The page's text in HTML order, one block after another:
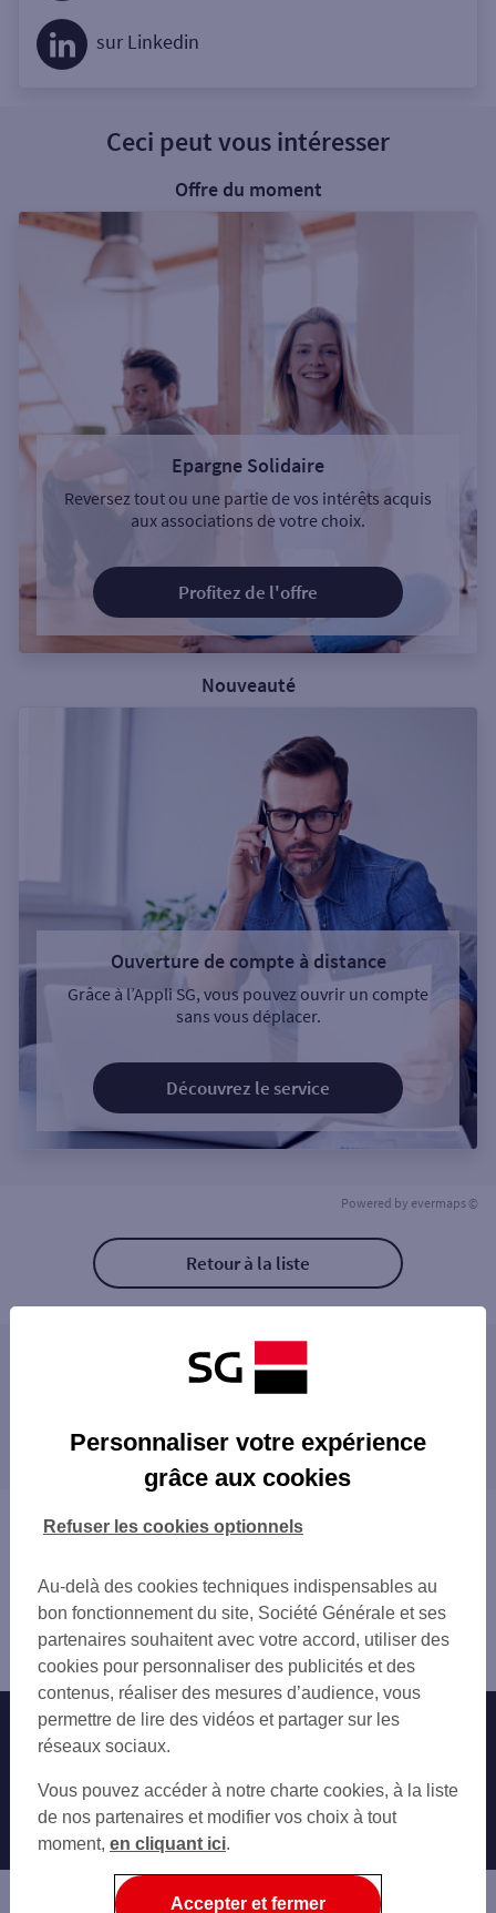
sur Linkedin
Ceci peut vous intéresser
Offre du moment
Epargne Solidaire
Reversez tout ou une partie de vos intérêts acquis
aux associations de votre choix.
Profitez de l'offre
Nouveauté
Ouverture de compte à distance
Grâce à l’Appli SG, vous pouvez ouvrir un compte
sans vous déplacer.
Découvrez le service
Powered by evermaps ©
Retour à la liste
Les distributeurs/automates à proximité
ANGERS 41 BD DU MAL FOCH
ANGERS LA FAYETTE
ANGERS 1 PL DE LORRAINE
ANGERS 17 PL DU DOCTEUR BICHON
ANGERS 67 BD EUGENE CHAUMIN
C.CIAL 2 CROIX ANGERS
ANGERS JUSTICES
LEROY MERLIN ANGERS
AVRILLE 30 B AV PIERRE MENDES FR
TRELAZE 220 AV PIERRE MENDES FRA
ST BARTHELEMY D'ANJOU 11 RUE DE VER
AVRILLE 118-120 AV PIERRE MENDES FR
ESSO ANGERS SUD
BRIOLLAY
proximité
TRÉLAZÉ
Vous êtes ici : Accueil
Angers
Distributeur/automate ANGERS 6 PL DE LA VISITATION
Nos engagements Nous contacter
Autres sites SG
Professionnels
Entreprises
Associations
Personnaliser votre expérience
grâce aux cookies
Au-delà des cookies techniques indispensables au
bon fonctionnement du site, Société Générale et ses
partenaires souhaitent avec votre accord, utiliser des
cookies pour personnaliser des publicités et des
contenus, réaliser des mesures d’audience, vous
permettre de lire des vidéos et partager sur les
réseaux sociaux.
Vous pouvez accéder à notre charte cookies, à la liste
de nos partenaires et modifier vos choix à tout
moment, en cliquant ici.
Refuser les cookies optionnels
Accepter et fermer